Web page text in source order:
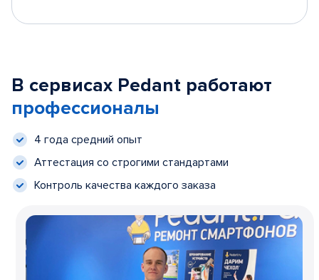
В сервисах Pedant работают
профессионалы
4 года средний опыт
Аттестация со строгими стандартами
Контроль качества каждого заказа